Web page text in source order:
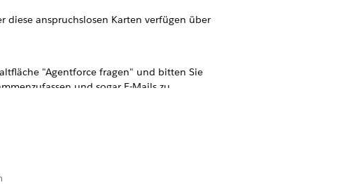
diese anspruchslosen Karten verfügen über
"Agentforce fragen" und bitten Sie
und sogar E-Mails zu